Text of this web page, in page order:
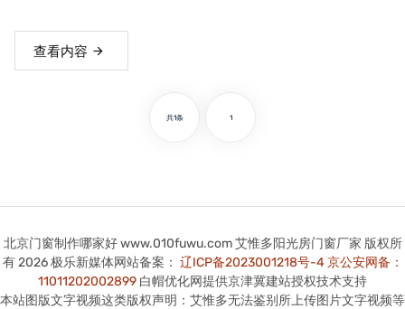
查看内容
共1条 1
北京门窗制作哪家好 www.010fuwu.com 艾惟多阳光房门窗厂家 版权所
有 2026 极乐新媒体网站备案： 辽ICP备2023001218号-4 京公安网备：
11011202002899 白帽优化网提供京津冀建站授权技术支持
本站图版文字视频这类版权声明：艾惟多无法鉴别所上传图片文字视频等